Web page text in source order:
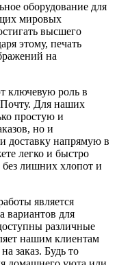
оборудование для
мировых
высшего
этому, печать
на
ключевую роль в
Для наших
простую и
но и
доставку напрямую в
легко и быстро
лишних хлопот и
является
вариантов для
различные
нашим клиентам
заказ. Будь то